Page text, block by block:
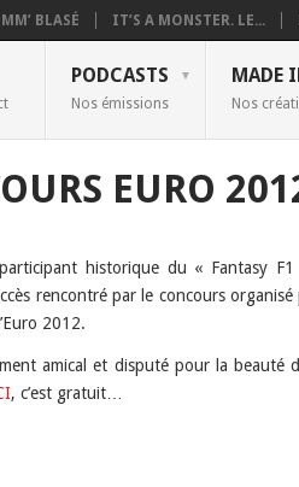
BLASÉ IT’S A MONSTER. LE...
PODCASTS
Nos émissions
MADE
Nos
EURO
historique du « Fantasy
rencontré par le concours organisé
2012.
amical et disputé pour la beauté
, c’est gratuit…